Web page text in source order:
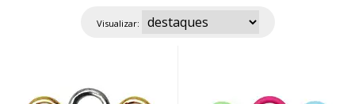
escolha o que melhor se adequa ao seu negócio. Aproveite nossas ofertas
e envio rápido para todo Brasil!
Visualizar: